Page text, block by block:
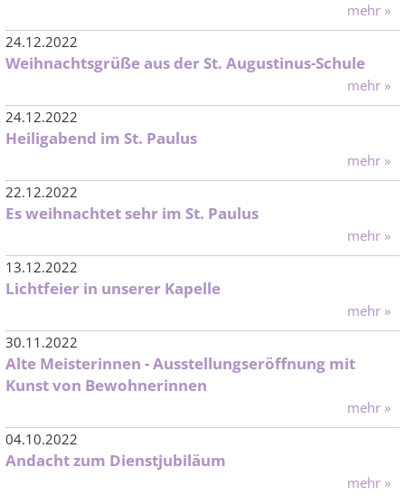
mehr »
24.12.2022
Weihnachtsgrüße aus der St. Augustinus-Schule
mehr »
24.12.2022
Heiligabend im St. Paulus
mehr »
22.12.2022
Es weihnachtet sehr im St. Paulus
mehr »
13.12.2022
Lichtfeier in unserer Kapelle
mehr »
30.11.2022
Alte Meisterinnen - Ausstellungseröffnung mit
Kunst von Bewohnerinnen
mehr »
04.10.2022
Andacht zum Dienstjubiläum
mehr »